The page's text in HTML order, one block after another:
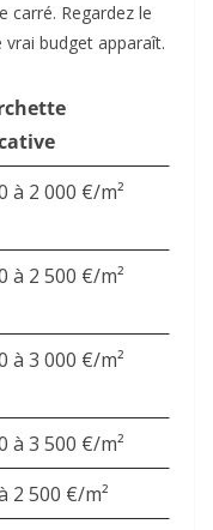
carré. Regardez le
vrai budget apparaît.
à 2 000 €/m²
à 2 500 €/m²
à 3 000 €/m²
à 3 500 €/m²
2 500 €/m²